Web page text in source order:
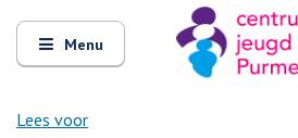
Open
en
sluit
Menu
Lees voor
Zoeken